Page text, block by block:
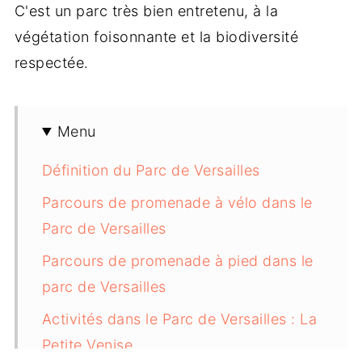
C'est un parc très bien entretenu, à la
végétation foisonnante et la biodiversité
respectée.
Menu
Définition du Parc de Versailles
Parcours de promenade à vélo dans le
Parc de Versailles
Parcours de promenade à pied dans le
parc de Versailles
Activités dans le Parc de Versailles : La
Petite Venise